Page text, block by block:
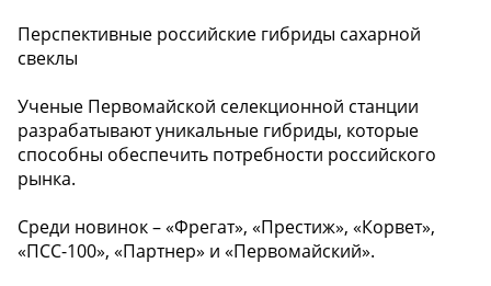
Перспективные российские гибриды сахарной
свеклы
Ученые Первомайской селекционной станции
разрабатывают уникальные гибриды, которые
способны обеспечить потребности российского
рынка.
Среди новинок – «Фрегат», «Престиж», «Корвет»,
«ПСС-100», «Партнер» и «Первомайский».